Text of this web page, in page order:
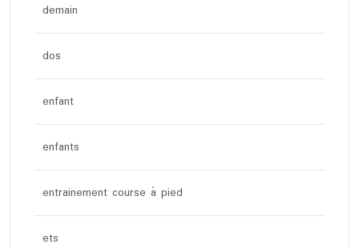
demain
dos
enfant
enfants
entrainement course à pied
ets